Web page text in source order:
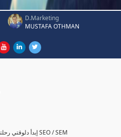
D.Marketing
MUSTAFA OTHMAN
إبدأ دلوقتي رحلتك لتعلم تسويق وتهيئة محركات البحث SEO / SEM